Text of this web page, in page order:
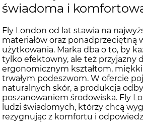
świadoma i
Fly London od lat stawia na
materiałów oraz ponadprzeciętną
użytkowania. Marka dba o to, by
tylko efektowny, ale też przyjazny
ergonomicznym kształtom,
trwałym podeszwom. W ofercie
naturalnych skór, a produkcja
poszanowaniem środowiska. Fly
ludzi świadomych, którzy chcą
rezygnując z komfortu i